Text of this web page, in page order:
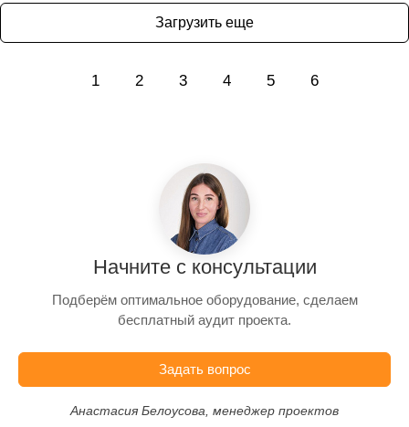
Загрузить еще
1 2 3 4 5 6
Начните с консультации
Подберём оптимальное оборудование, сделаем
бесплатный аудит проекта.
Задать вопрос
Анастасия Белоусова, менеджер проектов